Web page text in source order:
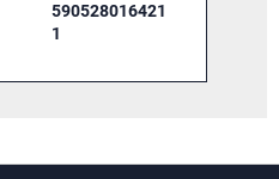
590528016421
1